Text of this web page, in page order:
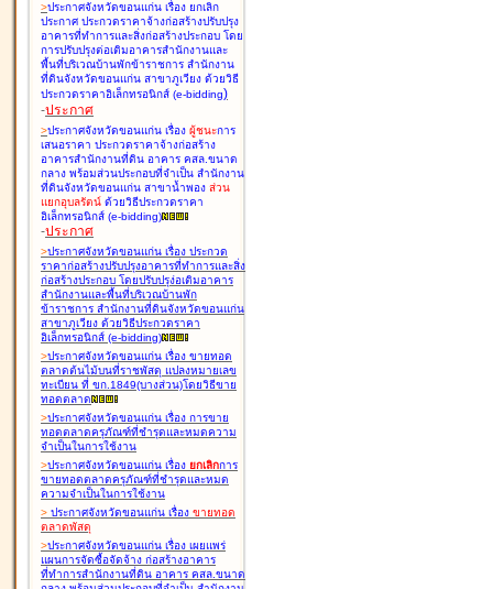
>ประกาศจังหวัดขอนแก่น เรื่อง ยกเลิก
ประกาศ ประกวดราคาจ้างก่อสร้างปรับปรุง
อาคารที่ทำการและสิ่งก่อสร้างประกอบ โดย
การปรับปรุงต่อเติมอาคารสำนักงานและ
พื้นที่บริเวณบ้านพักข้าราชการ สำนักงาน
ที่ดินจังหวัดขอนแก่น สาขาภูเวียง ด้วยวิธี
ประกวดราคาอิเล็กทรอนิกส์ (e-bidding)
-ประกาศ
>ประกาศจังหวัดขอนแก่น เรื่อง ผู้ชนะการ
เสนอราคา ประกวดราคาจ้างก่อสร้าง
อาคารสำนักงานที่ดิน อาคาร คสล.ขนาด
กลาง พร้อมส่วนประกอบที่จำเป็น สำนักงาน
ที่ดินจังหวัดขอนแก่น สาขาน้ำพอง ส่วน
แยกอุบลรัตน์ ด้วยวิธีประกวดราคา
อิเล็กทรอนิกส์ (e-bidding)
-ประกาศ
>ประกาศจังหวัดขอนแก่น เรื่อง ประกวด
ราคาก่อสร้างปรับปรุงอาคารที่ทำการและสิ่ง
ก่อสร้างประกอบ โดยปรับปรุง่อเติมอาคาร
สำนักงานและพื้นที่บริเวณบ้านพัก
ข้าราชการ สำนักงานที่ดินจังหวัดขอนแก่น
สาขาภูเวียง ด้วยวิธีประกวดราคา
อิเล็กทรอนิกส์ (e-bidding)
>ประกาศจังหวัดขอนแก่น เรื่อง ขายทอด
ตลาดต้นไม้บนที่ราชพัสดุ แปลงหมายเลข
ทะเบียน ที่ ขก.1849(บางส่วน)โดยวิธีขาย
ทอดตลาด
>ประกาศจังหวัดขอนแก่น เรื่อง การขาย
ทอดตลาดครุภัณฑ์ที่ชำรุดและหมดความ
จำเป็นในการใช้งาน
>ประกาศจังหวัดขอนแก่น เรื่อง ยกเลิกการ
ขายทอดตลาดครุภัณฑ์ที่ชำรุดและหมด
ความจำเป็นในการใช้งาน
> ประกาศจังหวัดขอนแก่น เรื่อง ขายทอด
ตลาดพัสดุ
>ประกาศจังหวัดขอนแก่น เรื่อง เผยแพร่
แผนการจัดซื้อจัดจ้าง ก่อสร้างอาคาร
ที่ทำการสำนักงานที่ดิน อาคาร คสล.ขนาด